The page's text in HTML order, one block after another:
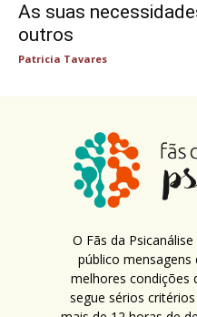
As suas
outros
Patricia Tavares
O Fãs da
público
melhores condições
segue sérios